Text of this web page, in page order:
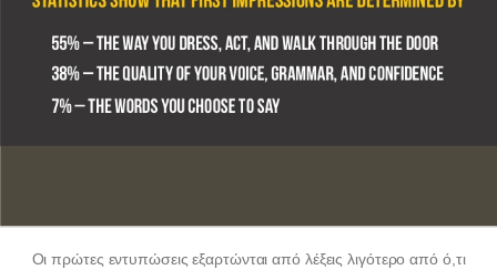
Οι πρώτες εντυπώσεις εξαρτώνται από λέξεις λιγότερο από ό,τι